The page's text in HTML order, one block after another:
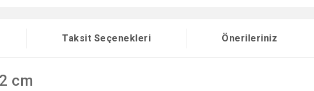
Taksit Seçenekleri Önerileriniz
cm